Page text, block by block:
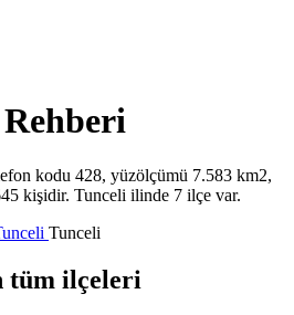
kodu 428, yüzölçümü 7.583 km2,
kişidir. Tunceli ilinde 7 ilçe var.
Tunceli
tüm ilçeleri